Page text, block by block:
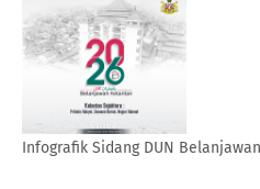
Infografik Sidang DUN